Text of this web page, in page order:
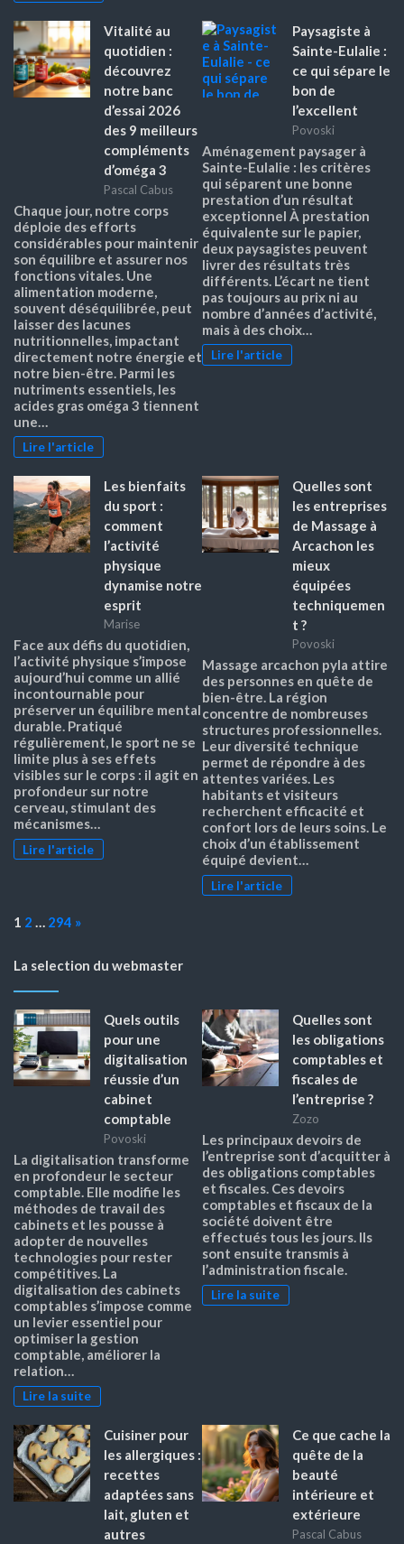
Vitalité au
quotidien :
découvrez
notre banc
d’essai 2026
des 9 meilleurs
compléments
d’oméga 3
Pascal Cabus
Chaque jour, notre corps
déploie des efforts
considérables pour maintenir
son équilibre et assurer nos
fonctions vitales. Une
alimentation moderne,
souvent déséquilibrée, peut
laisser des lacunes
nutritionnelles, impactant
directement notre énergie et
notre bien-être. Parmi les
nutriments essentiels, les
acides gras oméga 3 tiennent
une…
Lire l'article
Paysagiste à
Sainte-Eulalie :
ce qui sépare le
bon de
l’excellent
Povoski
Aménagement paysager à
Sainte-Eulalie : les critères
qui séparent une bonne
prestation d’un résultat
exceptionnel À prestation
équivalente sur le papier,
deux paysagistes peuvent
livrer des résultats très
différents. L’écart ne tient
pas toujours au prix ni au
nombre d’années d’activité,
mais à des choix…
Lire l'article
Les bienfaits
du sport :
comment
l’activité
physique
dynamise notre
esprit
Marise
Face aux défis du quotidien,
l’activité physique s’impose
aujourd’hui comme un allié
incontournable pour
préserver un équilibre mental
durable. Pratiqué
régulièrement, le sport ne se
limite plus à ses effets
visibles sur le corps : il agit en
profondeur sur notre
cerveau, stimulant des
mécanismes…
Lire l'article
Quelles sont
les entreprises
de Massage à
Arcachon les
mieux
équipées
techniquemen
t ?
Povoski
Massage arcachon pyla attire
des personnes en quête de
bien-être. La région
concentre de nombreuses
structures professionnelles.
Leur diversité technique
permet de répondre à des
attentes variées. Les
habitants et visiteurs
recherchent efficacité et
confort lors de leurs soins. Le
choix d’un établissement
équipé devient…
Lire l'article
Page:
1 2 … 294 Next
»
La selection du webmaster
Quels outils
pour une
digitalisation
réussie d’un
cabinet
comptable
Povoski
La digitalisation transforme
en profondeur le secteur
comptable. Elle modifie les
méthodes de travail des
cabinets et les pousse à
adopter de nouvelles
technologies pour rester
compétitives. La
digitalisation des cabinets
comptables s’impose comme
un levier essentiel pour
optimiser la gestion
comptable, améliorer la
relation…
Lire la suite
Quelles sont
les obligations
comptables et
fiscales de
l’entreprise ?
Zozo
Les principaux devoirs de
l’entreprise sont d’acquitter à
des obligations comptables
et fiscales. Ces devoirs
comptables et fiscaux de la
société doivent être
effectués tous les jours. Ils
sont ensuite transmis à
l’administration fiscale.
Lire la suite
Cuisiner pour
les allergiques :
recettes
adaptées sans
lait, gluten et
autres
Ce que cache la
quête de la
beauté
intérieure et
extérieure
Pascal Cabus